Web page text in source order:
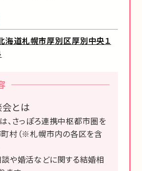
道札幌市厚別区厚別中央１
とは
、さっぽろ連携中枢都市圏を
村（※札幌市内の各区を含
や婚活などに関する結婚相